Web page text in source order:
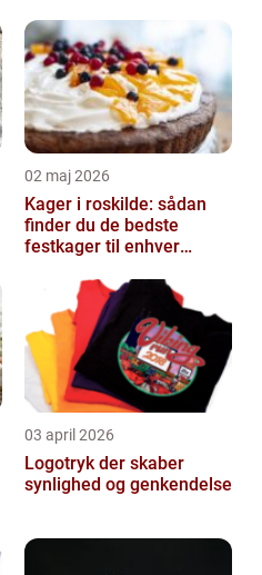
02 maj 2026
Kager i roskilde: sådan
finder du de bedste
festkager til enhver
03 april 2026
Logotryk der skaber
synlighed og genkendelse